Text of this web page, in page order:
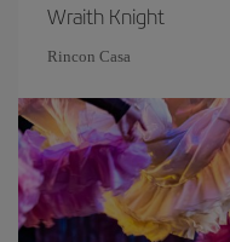
Wraith Knight
Rincon Casa